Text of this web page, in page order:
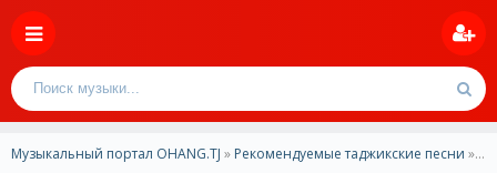
Музыкальный портал OHANG.TJ » Рекомендуемые таджикские песни » Рустам Азими- Як Дона 2026